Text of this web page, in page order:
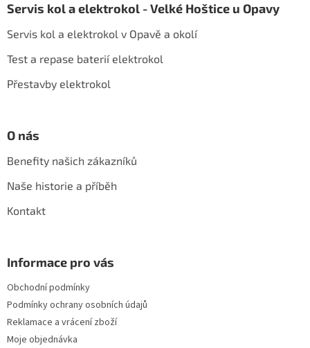
pServis kol a elektrokol - Velké Hoštice u Opavy
Servis kol a elektrokol v Opavě a okolí
Test a repase baterií elektrokol
Přestavby elektrokol
O nás
Benefity našich zákazníků
Naše historie a příběh
Kontakt
Informace pro vás
Obchodní podmínky
Podmínky ochrany osobních údajů
Reklamace a vrácení zboží
Moje objednávka